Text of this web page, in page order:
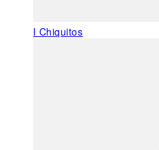
I Chiquitos